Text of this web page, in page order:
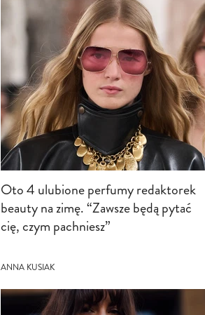
Oto 4 ulubione perfumy redaktorek
beauty na zimę. “Zawsze będą pytać
cię, czym pachniesz”
ANNA KUSIAK